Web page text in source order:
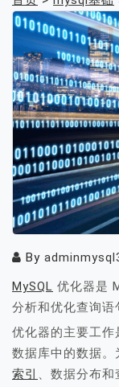
By
MySQL 优化器是
分析和优化查询语
优化器的主要工
数据库中的数据。
索引 、数据分布